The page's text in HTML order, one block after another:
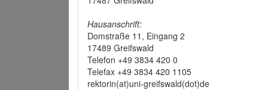
Hausanschrift:
Domstraße 11, Eingang 2
17489 Greifswald
Telefon +49 3834 420 0
Telefax +49 3834 420 1105
rektorin(at)uni-greifswald(dot)de